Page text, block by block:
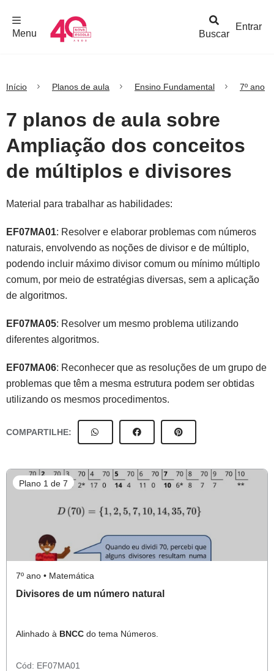
Buscar
Menu
Entrar
Início Planos de aula Ensino Fundamental 7º ano
7 planos de aula sobre
Ampliação dos conceitos
de múltiplos e divisores
Material para trabalhar as habilidades:
EF07MA01: Resolver e elaborar problemas com números
naturais, envolvendo as noções de divisor e de múltiplo,
podendo incluir máximo divisor comum ou mínimo múltiplo
comum, por meio de estratégias diversas, sem a aplicação
de algoritmos.
EF07MA05: Resolver um mesmo problema utilizando
diferentes algoritmos.
EF07MA06: Reconhecer que as resoluções de um grupo de
problemas que têm a mesma estrutura podem ser obtidas
utilizando os mesmos procedimentos.
COMPARTILHE:
Plano 1 de 7
7º ano • Matemática
Divisores de um número natural
Alinhado à BNCC do tema Números.
Cód: EF07MA01